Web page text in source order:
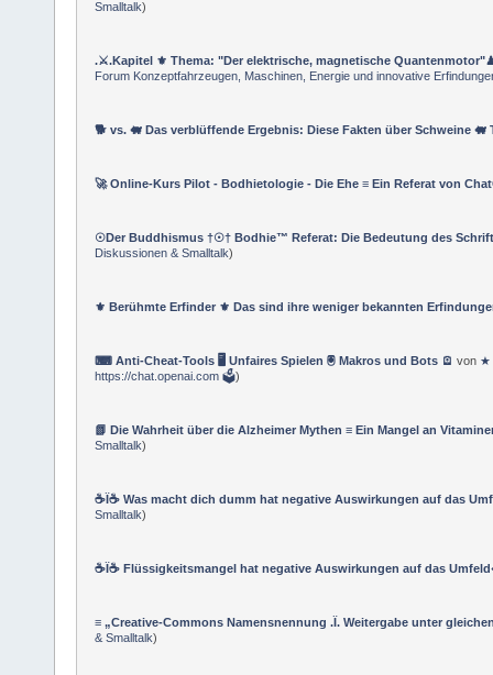
Smalltalk)
.⚔.Kapitel ⚜ Thema: "Der elektrische, magnetische
Forum Konzeptfahrzeugen, Maschinen, Energie und innovative
🐕 vs. 🐖 Das verblüffende Ergebnis: Diese Fakten über Schweine 🐖
🚀 Online-Kurs Pilot - Bodhietologie - Die Ehe ≡ Ein Referat von
☉Der Buddhismus †☉† Bodhie™ Referat: Die Bedeutung des
Diskussionen & Smalltalk)
⚜ Berühmte Erfinder ⚜ Das sind ihre weniger bekannten
⌨ Anti-Cheat-Tools 🖥 Unfaires Spielen 🖲 Makros und Bots 🪫 von ★
https://chat.openai.com 🗳)
📗 Die Wahrheit über die Alzheimer Mythen ≡ Ein Mangel an
Smalltalk)
☕Ï☕ Was macht dich dumm hat negative Auswirkungen auf das
Smalltalk)
☕Ï☕ Flüssigkeitsmangel hat negative Auswirkungen auf das
≡ „Creative-Commons Namensnennung .Ï. Weitergabe unter
& Smalltalk)